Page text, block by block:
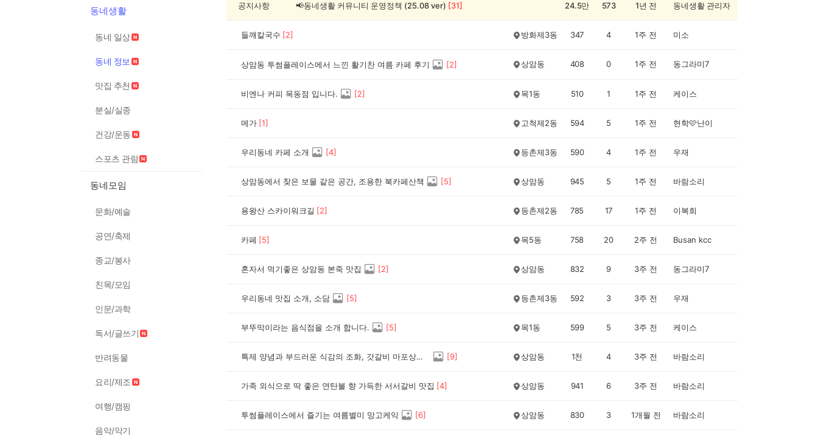
동네생활
동네 일상
동네 정보
맛집 추천
분실/실종
건강/운동
스포츠 관람
동네모임
문화/예술
공연/축제
종교/봉사
친목/모임
인문/과학
독서/글쓰기
반려동물
요리/제조
여행/캠핑
음악/악기
공지사항 📢동네생활 커뮤니티 운영정책 (25.08 ver) [31] 24.5만 573 1년 전 동네생활 관리자
들깨칼국수 [2] 방화제3동 347 4 1주 전 미소
상암동 투썸플레이스에서 느낀 활기찬 여름 카페 후기 [2] 상암동 408 0 1주 전 동그라미7
비엔나 커피 목동점 입니다. [2] 목1동 510 1 1주 전 케이스
메가 [1] 고척제2동 594 5 1주 전 현학🩷난이
우리동네 카페 소개 [4] 등촌제3동 590 4 1주 전 우재
상암동에서 찾은 보물 같은 공간, 조용한 북카페산책 [5] 상암동 945 5 1주 전 바람소리
용왕산 스카이워크길 [2] 등촌제2동 785 17 1주 전 이복희
카페 [5] 목5동 758 20 2주 전 Busan kcc
혼자서 먹기좋은 상암동 본죽 맛집 [2] 상암동 832 9 3주 전 동그라미7
우리동네 맛집 소개, 소담 [5] 등촌제3동 592 3 3주 전 우재
부뚜막이라는 음식점을 소개 합니다. [5] 목1동 599 5 3주 전 케이스
특제 양념과 부드러운 식감의 조화, 갓갈비 마포상암DMC점 [9] 상암동 1천 4 3주 전 바람소리
가족 외식으로 딱 좋은 연탄불 향 가득한 서서갈비 맛집 [4] 상암동 941 6 3주 전 바람소리
투썸플레이스에서 즐기는 여름별미 망고케익 [6] 상암동 830 3 1개월 전 바람소리